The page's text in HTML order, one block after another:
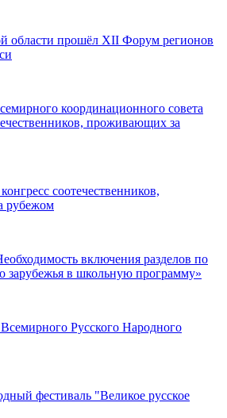
области прошёл XII Форум регионов
координационного совета
проживающих за
соотечественников,
рубежом
включения разделов по
зарубежья в школьную программу»
Русского Народного
фестиваль "Великое русское